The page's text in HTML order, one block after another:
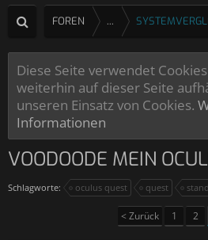
FOREN ...
Diese Seite verwendet
weiterhin auf dieser Seite
unseren Einsatz von Cookies.
Informationen
VOODOODE MEIN
Schlagworte: oculus quest quest
< Zurück 1 2